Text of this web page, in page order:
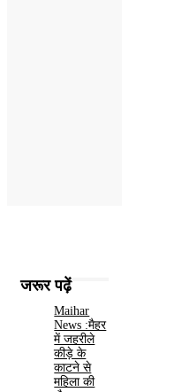
जरूर पढ़ें
Maihar
News :मैहर
में जहरीले
कीड़े के
काटने से
महिला की